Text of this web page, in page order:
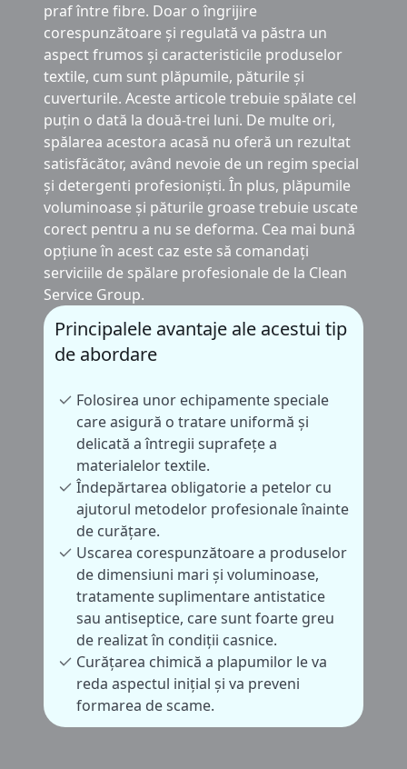
praf între fibre. Doar o îngrijire
corespunzătoare și regulată va păstra un
aspect frumos și caracteristicile produselor
textile, cum sunt plăpumile, păturile și
cuverturile. Aceste articole trebuie spălate cel
puțin o dată la două-trei luni. De multe ori,
spălarea acestora acasă nu oferă un rezultat
satisfăcător, având nevoie de un regim special
și detergenti profesioniști. În plus, plăpumile
voluminoase și păturile groase trebuie uscate
corect pentru a nu se deforma. Cea mai bună
opțiune în acest caz este să comandați
serviciile de spălare profesionale de la Clean
Service Group.
Principalele avantaje ale acestui tip
de abordare
Folosirea unor echipamente speciale
care asigură o tratare uniformă și
delicată a întregii suprafețe a
materialelor textile.
Îndepărtarea obligatorie a petelor cu
ajutorul metodelor profesionale înainte
de curățare.
Uscarea corespunzătoare a produselor
de dimensiuni mari și voluminoase,
tratamente suplimentare antistatice
sau antiseptice, care sunt foarte greu
de realizat în condiții casnice.
Curățarea chimică a plapumilor le va
reda aspectul inițial și va preveni
formarea de scame.